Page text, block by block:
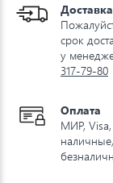
Доставка
срок
у
317-79-80
Оплата
МИР,
наличные,